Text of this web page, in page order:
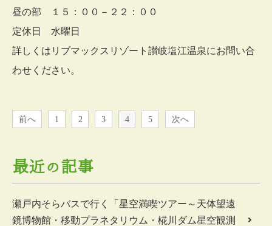
昼の部 １５：００－２２：００
定休日 水曜日
詳しくはリブマックスリゾート讃岐塩江温泉にお問い合
わせください。
前へ 1 2 3 4 5 次へ
最近の記事
瀬戸内そらバスで行く「星空満喫ツアー～天体望遠
鏡博物館・移動プラネタリウム・椛川ダム星空観測